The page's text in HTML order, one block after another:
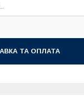
ТА ОПЛАТА